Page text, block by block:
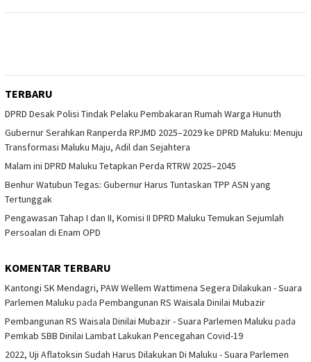
TERBARU
DPRD Desak Polisi Tindak Pelaku Pembakaran Rumah Warga Hunuth
Gubernur Serahkan Ranperda RPJMD 2025–2029 ke DPRD Maluku: Menuju
Transformasi Maluku Maju, Adil dan Sejahtera
Malam ini DPRD Maluku Tetapkan Perda RTRW 2025–2045
Benhur Watubun Tegas: Gubernur Harus Tuntaskan TPP ASN yang
Tertunggak
Pengawasan Tahap I dan II, Komisi II DPRD Maluku Temukan Sejumlah
Persoalan di Enam OPD
KOMENTAR TERBARU
Kantongi SK Mendagri, PAW Wellem Wattimena Segera Dilakukan - Suara
Parlemen Maluku pada Pembangunan RS Waisala Dinilai Mubazir
Pembangunan RS Waisala Dinilai Mubazir - Suara Parlemen Maluku pada
Pemkab SBB Dinilai Lambat Lakukan Pencegahan Covid-19
2022, Uji Aflatoksin Sudah Harus Dilakukan Di Maluku - Suara Parlemen